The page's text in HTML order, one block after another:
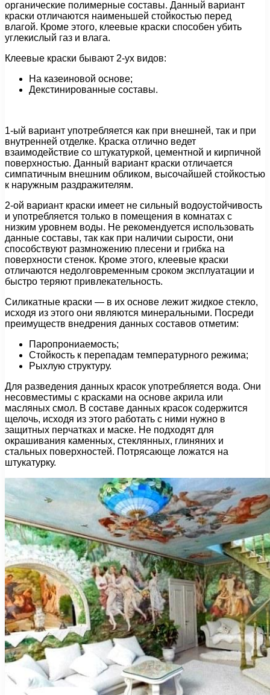
органические полимерные составы. Данный вариант
краски отличаются наименьшей стойкостью перед
влагой. Кроме этого, клеевые краски способен убить
углекислый газ и влага.
Клеевые краски бывают 2-ух видов:
На казеиновой основе;
Декстинированные составы.
1-ый вариант употребляется как при внешней, так и при
внутренней отделке. Краска отлично ведет
взаимодействие со штукатуркой, цементной и кирпичной
поверхностью. Данный вариант краски отличается
симпатичным внешним обликом, высочайшей стойкостью
к наружным раздражителям.
2-ой вариант краски имеет не сильный водоустойчивость
и употребляется только в помещения в комнатах с
низким уровнем воды. Не рекомендуется использовать
данные составы, так как при наличии сырости, они
способствуют размножению плесени и грибка на
поверхности стенок. Кроме этого, клеевые краски
отличаются недолговременным сроком эксплуатации и
быстро теряют привлекательность.
Силикатные краски — в их основе лежит жидкое стекло,
исходя из этого они являются минеральными. Посреди
преимуществ внедрения данных составов отметим:
Паропрониаемость;
Стойкость к перепадам температурного режима;
Рыхлую структуру.
Для разведения данных красок употребляется вода. Они
несовместимы с красками на основе акрила или
масляных смол. В составе данных красок содержится
щелочь, исходя из этого работать с ними нужно в
защитных перчатках и маске. Не подходят для
окрашивания каменных, стеклянных, глиняних и
стальных поверхностей. Потрясающе ложатся на
штукатурку.